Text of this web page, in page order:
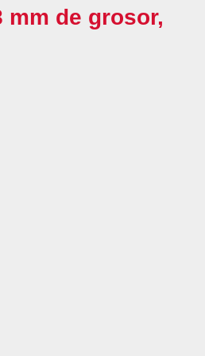
de grosor,